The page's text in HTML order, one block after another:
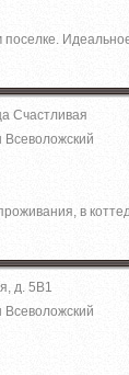
Счастливая
Всеволожский
в
д. 5В1
Всеволожский